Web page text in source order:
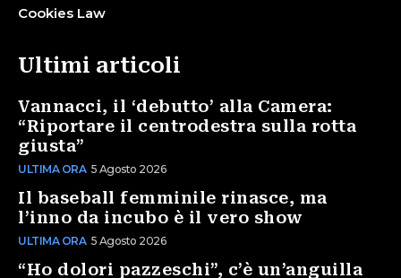
Cookies Law
Ultimi articoli
Vannacci, il ‘debutto’ alla Camera:
“Riportare il centrodestra sulla rotta
giusta”
ULTIMA ORA 5 Agosto 2026
Il baseball femminile rinasce, ma
l’inno da incubo è il vero show
ULTIMA ORA 5 Agosto 2026
“Ho dolori pazzeschi”, c’è un’anguilla